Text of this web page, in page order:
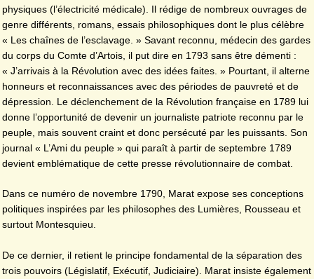
physiques (l’électricité médicale). Il rédige de nombreux ouvrages de
genre différents, romans, essais philosophiques dont le plus célèbre
« Les chaînes de l’esclavage. » Savant reconnu, médecin des gardes
du corps du Comte d’Artois, il put dire en 1793 sans être démenti :
« J’arrivais à la Révolution avec des idées faites. » Pourtant, il alterne
honneurs et reconnaissances avec des périodes de pauvreté et de
dépression. Le déclenchement de la Révolution française en 1789 lui
donne l’opportunité de devenir un journaliste patriote reconnu par le
peuple, mais souvent craint et donc persécuté par les puissants. Son
journal « L’Ami du peuple » qui paraît à partir de septembre 1789
devient emblématique de cette presse révolutionnaire de combat.
Dans ce numéro de novembre 1790, Marat expose ses conceptions
politiques inspirées par les philosophes des Lumières, Rousseau et
surtout Montesquieu.
De ce dernier, il retient le principe fondamental de la séparation des
trois pouvoirs (Législatif, Exécutif, Judiciaire). Marat insiste également